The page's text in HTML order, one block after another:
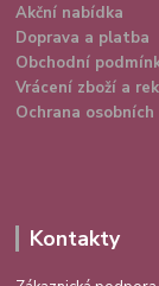
Akční nabídka
Doprava a platba
Obchodní
Vrácení zboží a
Ochrana osobních
Kontakty